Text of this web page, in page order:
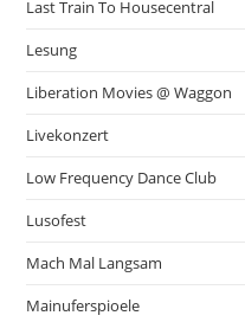
Last Train To Housecentral
Lesung
Liberation Movies @ Waggon
Livekonzert
Low Frequency Dance Club
Lusofest
Mach Mal Langsam
Mainuferspioele